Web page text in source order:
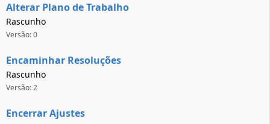
Alterar Plano de Trabalho
Rascunho
Versão: 0
Encaminhar Resoluções
Rascunho
Versão: 2
Encerrar Ajustes